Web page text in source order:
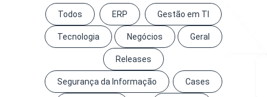
Todos ERP Gestão em TI
Tecnologia Negócios Geral
Releases
Segurança da Informação Cases